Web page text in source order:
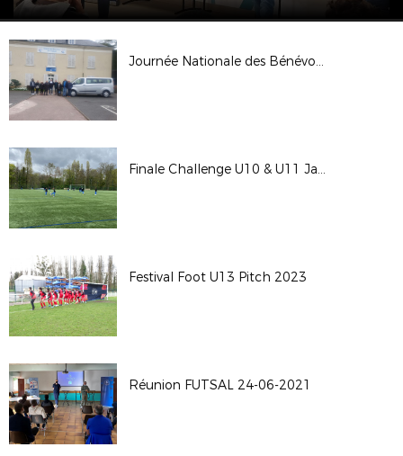
Journée Nationale des Bénévoles
Finale Challenge U10 & U11 Jacky Vivien
Festival Foot U13 Pitch 2023
Réunion FUTSAL 24-06-2021